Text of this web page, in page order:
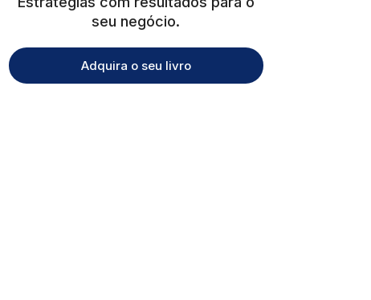
seu negócio.
Adquira o seu livro